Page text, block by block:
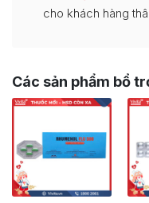
cho khách hàng
Các sản phẩm bổ